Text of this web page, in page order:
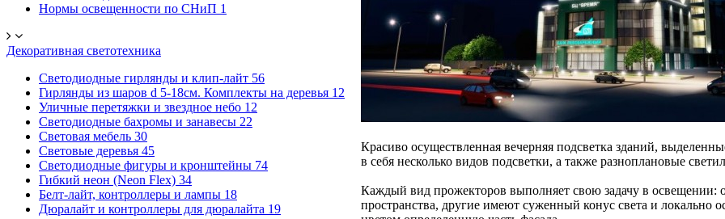
Нормы освещенности по СНиП 1
Декоративная светотехника
Светодиодные гирлянды и клип-лайт 56
Гирлянды из шаров d 5-18cм. Комплекты на деревья 12
Уличные перетяжки и звездное небо 12
Светодиодные бахромы и занавесы 22
Световая мебель 30
Световые деревья 45
Светодиодные фигуры и кронштейны 74
Гибкий неон (Neon Flex) 34
Белт-лайт, контроллеры и лампы 18
Дюралайт и контроллеры для дюралайта 19
Красиво осуществленная вечерняя подсветка зданий,
в себя несколько видов подсветки, а также разноплановые
Каждый вид прожекторов выполняет свою задачу в освещении:
пространства, другие имеют суженный конус света и